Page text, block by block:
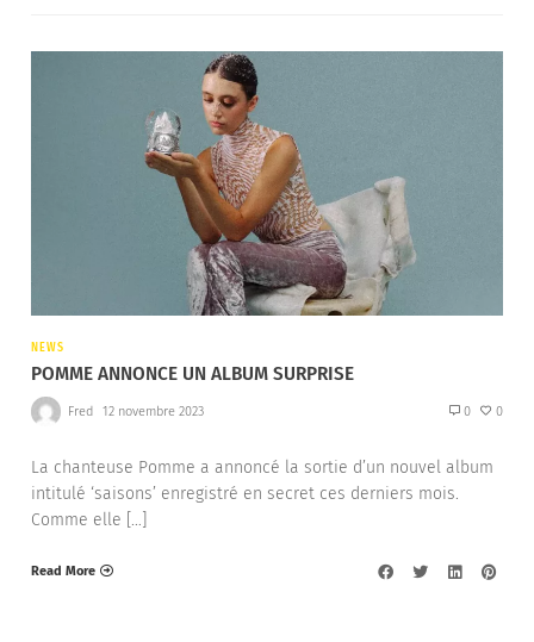
NEWS
POMME ANNONCE UN ALBUM SURPRISE
Fred 12 novembre 2023 0 0
La chanteuse Pomme a annoncé la sortie d’un nouvel album
intitulé ‘saisons’ enregistré en secret ces derniers mois.
Comme elle […]
Read More